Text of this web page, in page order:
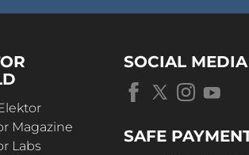
Magazine
Labs
SOCIAL MEDIA
SAFE